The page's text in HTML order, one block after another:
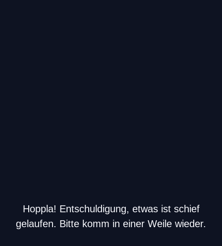
Hoppla! Entschuldigung, etwas ist schief
gelaufen. Bitte komm in einer Weile wieder.